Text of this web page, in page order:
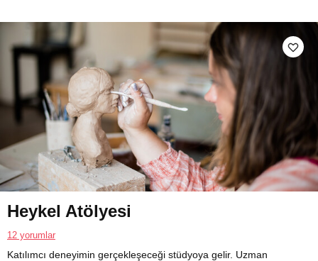
Heykel Atölyesi
12 yorumlar
Katılımcı deneyimin gerçekleşeceği stüdyoya gelir. Uzman